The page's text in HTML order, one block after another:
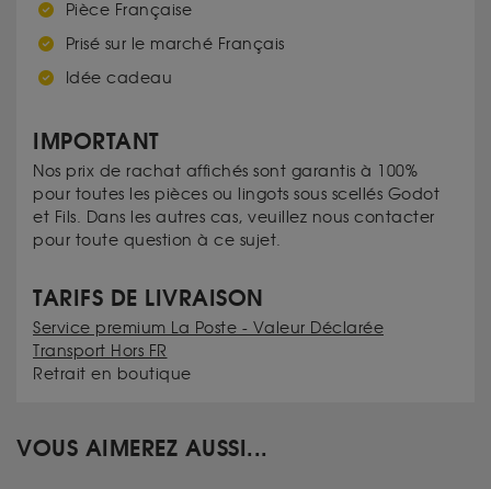
Pièce Française
Prisé sur le marché Français
Idée cadeau
IMPORTANT
Nos prix de rachat affichés sont garantis à 100%
pour toutes les pièces ou lingots sous scellés Godot
et Fils. Dans les autres cas, veuillez nous contacter
pour toute question à ce sujet.
TARIFS DE LIVRAISON
Service premium La Poste - Valeur Déclarée
Transport Hors FR
Retrait en boutique
VOUS AIMEREZ AUSSI...